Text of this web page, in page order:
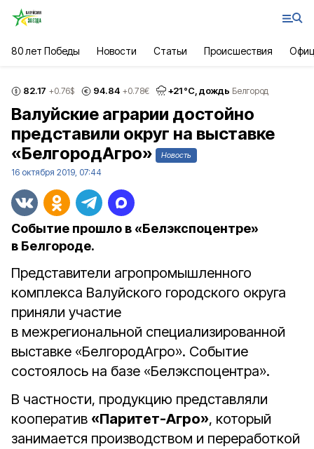
80 лет Победы Новости Статьи Происшествия
82.17 +0.76$ 94.84 +0.78€ +21°С, дождь Белгород
Валуйские аграрии достойно
представили округ на выставке
«БелгородАгро»
Новость
16 октября 2019, 07:44
Событие прошло в «Белэкспоцентре»
в Белгороде.
Представители агропромышленного
комплекса Валуйского городского округа
приняли участие
в межрегиональной специализированной
выставке «БелгородАгро». Событие
состоялось на базе «Белэкспоцентра».
В частности, продукцию представляли
кооператив «Паритет-Агро», который
занимается производством и переработкой